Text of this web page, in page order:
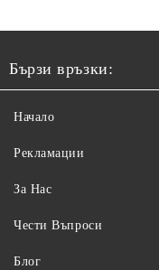
Бързи връзки:
Начало
Рекламации
За Нас
Чести Въпроси
Блог